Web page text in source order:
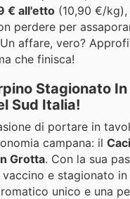
€ all'etto (10,90 €/kg),
perdere per
affare, vero?
che finisca!
Stagionato
Sud Italia!
di portare in
campana: il
Grotta. Con la sua
e stagionato
unico e una